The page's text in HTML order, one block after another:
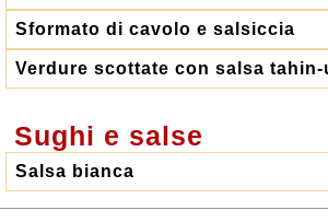
Sformato di cavolo e salsiccia
Verdure scottate con salsa
Sughi e salse
Salsa bianca